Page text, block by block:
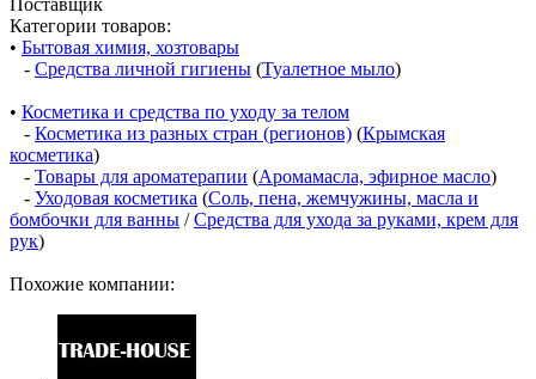
Категории товаров:
• Бытовая химия, хозтовары
- Средства личной гигиены (Туалетное мыло)
• Косметика и средства по уходу за телом
- Косметика из разных стран (регионов) (Крымская
косметика)
- Товары для ароматерапии (Аромамасла, эфирное масло)
- Уходовая косметика (Соль, пена, жемчужины, масла и
бомбочки для ванны /Средства для ухода за руками, крем для
рук)
Похожие компании: